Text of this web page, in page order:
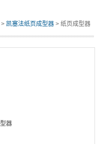
> 凯塞法纸页成型器 > 纸页成型器